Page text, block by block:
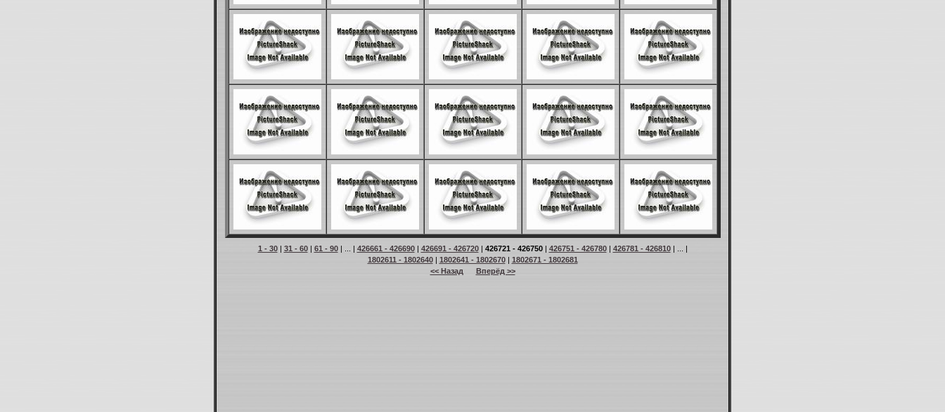
1 - 30| 31 - 60| 61 - 90| ... | 426661 - 426690| 426691 - 426720| 426721 - 426750| 426751 - 426780| 426781 - 426810| ... |
1802611 - 1802640| 1802641 - 1802670| 1802671 - 1802681
<< Назад
Вперёд >>